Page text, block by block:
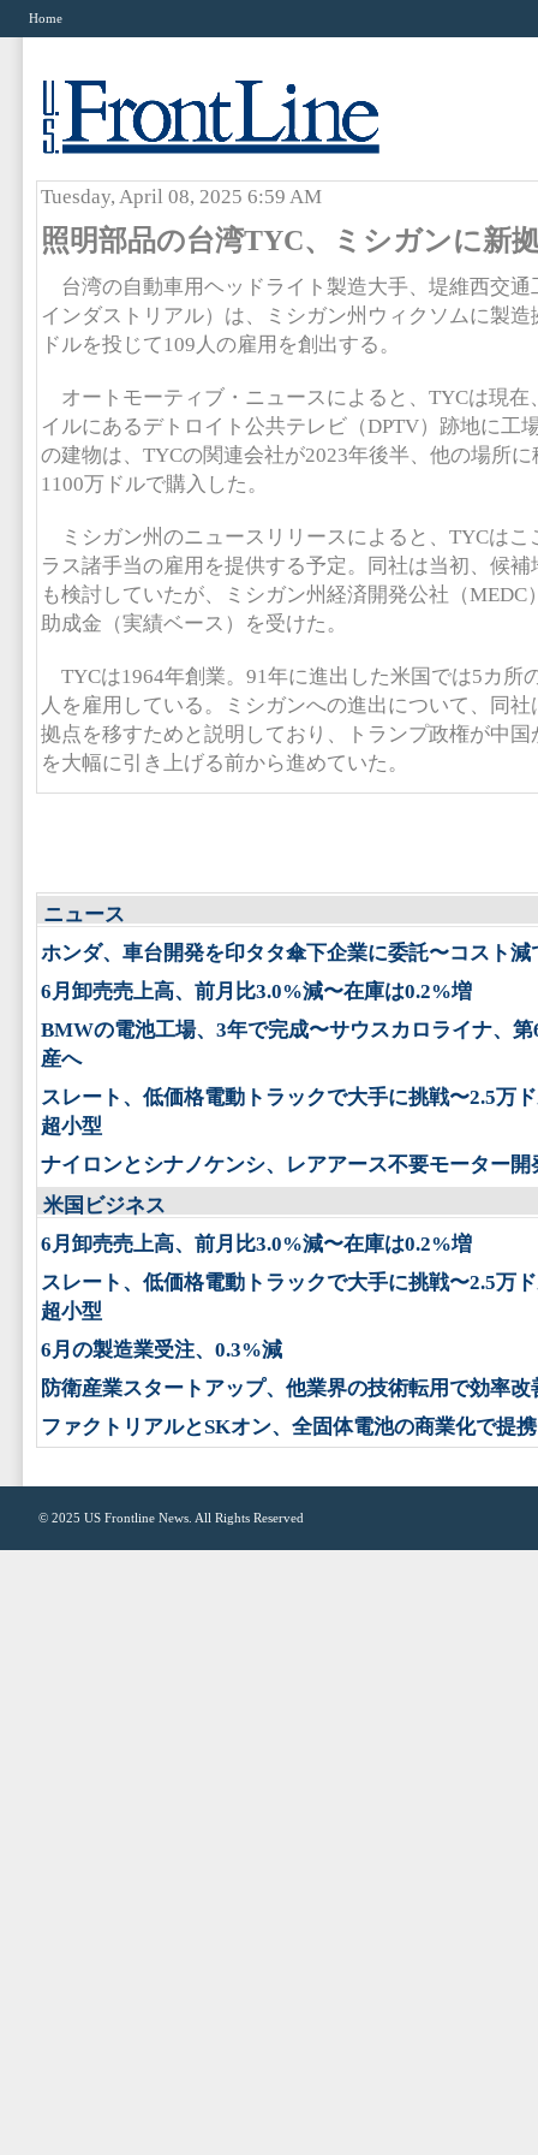
Home
Tuesday, April 08, 2025 6:59 AM
照明部品の台湾TYC、ミシガンに新
台湾の自動車用ヘッドライト製造大手、堤維西交通
インダストリアル）は、ミシガン州ウィクソムに製
ドルを投じて109人の雇用を創出する。
オートモーティブ・ニュースによると、TYCは現在
イルにあるデトロイト公共テレビ（DPTV）跡地に工
の建物は、TYCの関連会社が2023年後半、他の場所
1100万ドルで購入した。
ミシガン州のニュースリリースによると、TYCはこ
ラス諸手当の雇用を提供する予定。同社は当初、候
も検討していたが、ミシガン州経済開発公社（MEDC
助成金（実績ベース）を受けた。
TYCは1964年創業。91年に進出した米国では5カ所
人を雇用している。ミシガンへの進出について、同
拠点を移すためと説明しており、トランプ政権が中
を大幅に引き上げる前から進めていた。
ニュース
ホンダ、車台開発を印タタ傘下企業に委託〜コスト減
6月卸売売上高、前月比3.0%減〜在庫は0.2%増
BMWの電池工場、3年で完成〜サウスカロライナ、第
産へ
スレート、低価格電動トラックで大手に挑戦〜2.5万
超小型
ナイロンとシナノケンシ、レアアース不要モーター開
米国ビジネス
6月卸売売上高、前月比3.0%減〜在庫は0.2%増
スレート、低価格電動トラックで大手に挑戦〜2.5万
超小型
6月の製造業受注、0.3%減
防衛産業スタートアップ、他業界の技術転用で効率改
ファクトリアルとSKオン、全固体電池の商業化で提携
© 2025 US Frontline News . All Rights Reserved